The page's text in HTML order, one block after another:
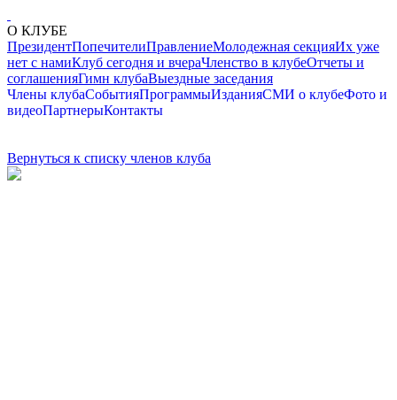
О КЛУБЕ
ПрезидентПопечителиПравлениеМолодежная секцияИх уже
нет с намиКлуб сегодня и вчераЧленство в клубеОтчеты и
соглашенияГимн клубаВыездные заседания
Члены клубаСобытияПрограммыИзданияСМИ о клубеФото и
видеоПартнерыКонтакты
Вернуться к списку членов клуба